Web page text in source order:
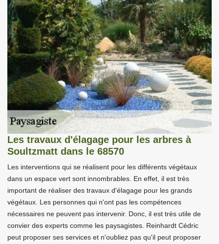
Les travaux d'élagage pour les arbres à
Soultzmatt dans le 68570
Les interventions qui se réalisent pour les différents végétaux
dans un espace vert sont innombrables. En effet, il est très
important de réaliser des travaux d'élagage pour les grands
végétaux. Les personnes qui n'ont pas les compétences
nécessaires ne peuvent pas intervenir. Donc, il est très utile de
convier des experts comme les paysagistes. Reinhardt Cédric
peut proposer ses services et n'oubliez pas qu'il peut proposer